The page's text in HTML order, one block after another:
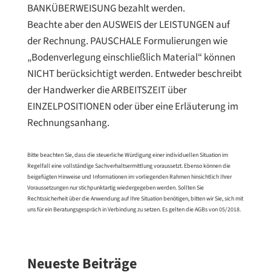
BANKÜBERWEISUNG bezahlt werden.
Beachte aber den AUSWEIS der LEISTUNGEN auf
der Rechnung. PAUSCHALE Formulierungen wie
„Bodenverlegung einschließlich Material“ können
NICHT berücksichtigt werden. Entweder beschreibt
der Handwerker die ARBEITSZEIT über
EINZELPOSITIONEN oder über eine Erläuterung im
Rechnungsanhang.
Bitte beachten Sie, dass die steuerliche Würdigung einer individuellen Situation im
Regelfall eine vollständige Sachverhaltsermittlung voraussetzt. Ebenso können die
beigefügten Hinweise und Informationen im vorliegenden Rahmen hinsichtlich Ihrer
Voraussetzungen nur stichpunktartig wiedergegeben werden. Sollten Sie
Rechtssicherheit über die Anwendung auf Ihre Situation benötigen, bitten wir Sie, sich mit
uns für ein Beratungsgespräch in Verbindung zu setzen. Es gelten die AGBs von 05/2018.
Neueste Beiträge